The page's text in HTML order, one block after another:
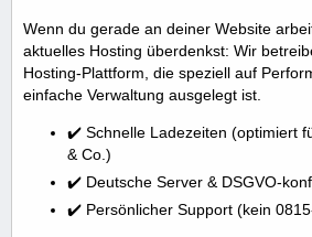
Wenn du gerade an deiner Website
aktuelles Hosting überdenkst: Wir
Hosting-Plattform, die speziell auf
einfache Verwaltung ausgelegt ist.
✔️ Schnelle Ladezeiten (optimiert
& Co.)
✔️ Deutsche Server & DSGVO-
✔️ Persönlicher Support (kein